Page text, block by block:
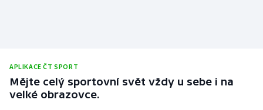
Lyže a snowboard
APLIKACE ČT SPORT
Mějte celý sportovní svět vždy u sebe i na
velké obrazovce.